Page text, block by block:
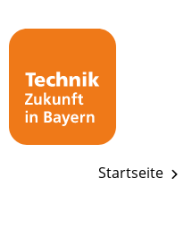
Technik - Zukunft in Bayern
Startseite